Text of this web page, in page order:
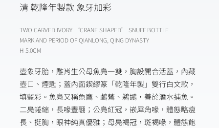
清 乾隆年製款 象牙加彩
TWO CARVED IVORY ‘CRANE SHAPED’ SNUFF BOTTLE
MARK AND PERIOD OF QIANLONG, QING DYNASTY
H 5.0CM
壺象牙胎，雕肖生公母魚鳧一雙，胸設開合活蓋，內藏
壺口、煙匙；蓋內面鍥繆篆「乾隆年製」雙行白文款，
填藍彩。魚鳧又稱魚鷹、鸕鶿、鵜鶘，善於潛水捕魚。
二鳧蜷縮，長喙豐翮；公鳧紅冠，嵌犀角喙，體態略瘦
長、挺胸，眼神純真優雅；母鳧褐冠，斑褐喙，體態飽